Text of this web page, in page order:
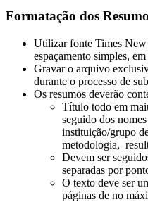
Formatação dos
Utilizar fonte Times
espaçamento simples,
Gravar o arquivo
durante o processo de
Os resumos deverão
Título todo em
seguido dos
instituição/grupo
metodologia,
Devem ser
separadas por
O texto deve ser
páginas de no